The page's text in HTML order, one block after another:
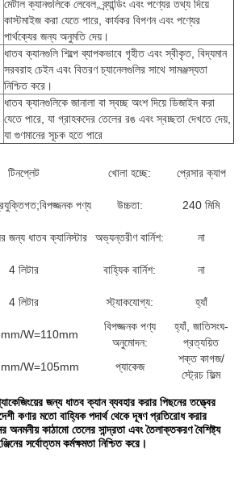
মেটাল ক্যানগুলিকে লেবেল, ব্র্যান্ডিং এবং পণ্যের তথ্য দিয়ে
কাস্টমাইজ করা যেতে পারে, কার্যকর বিপণন এবং পণ্যের
পার্থক্যের জন্য অনুমতি দেয়।
ধাতব ক্যানগুলি শিল্পে ব্যাপকভাবে গৃহীত এবং স্বীকৃত, বিদ্যমান
সরবরাহ চেইন এবং বিতরণ চ্যানেলগুলির সাথে সামঞ্জস্যতা
নিশ্চিত করে।
ধাতব ক্যানগুলিকে জানালা বা স্বচ্ছ অংশ দিয়ে ডিজাইন করা
যেতে পারে, যা গ্রাহকদের তেলের রঙ এবং স্বচ্ছতা দেখতে দেয়,
যা গুণমানের সূচক হতে পারে
টিনপ্লেট খোলা হচ্ছে: প্রেসার ক্যাপ
পণ্য উচ্চতা: 240 মিমি
জন্য ধাতব ক্যানিস্টার অভ্যন্তরীণ বার্নিশ: না
4 লিটার বাহ্যিক বার্নিশ: না
4 লিটার স্ট্যাকযোগ্য: হ্যাঁ
W=110mm
বিপজ্জনক পণ্য
অনুমোদন:
হ্যাঁ, জাতিসংঘ-
প্রত্যয়িত
W=105mm
প্যাকেজ
শক্ত কাগজ/
স্ট্রেচ ফিল্ম
জন্য ধাতব ক্যান ব্যবহার করার পিছনের তত্ত্বের
কণার মতো বাহ্যিক পদার্থ থেকে দূষণ প্রতিরোধ করার
কাঠামো তেলের সান্দ্রতা এবং তৈলাক্তকরণ বৈশিষ্ট্য
সর্বোত্তম কর্মক্ষমতা নিশ্চিত করে।